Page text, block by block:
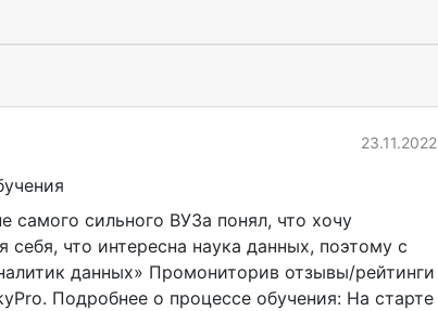
23.11.2022
самого сильного ВУЗа понял, что хочу
что интересна наука данных, поэтому с
данных» Промониторив отзывы/рейтинги
Подробнее о процессе обучения: На старте